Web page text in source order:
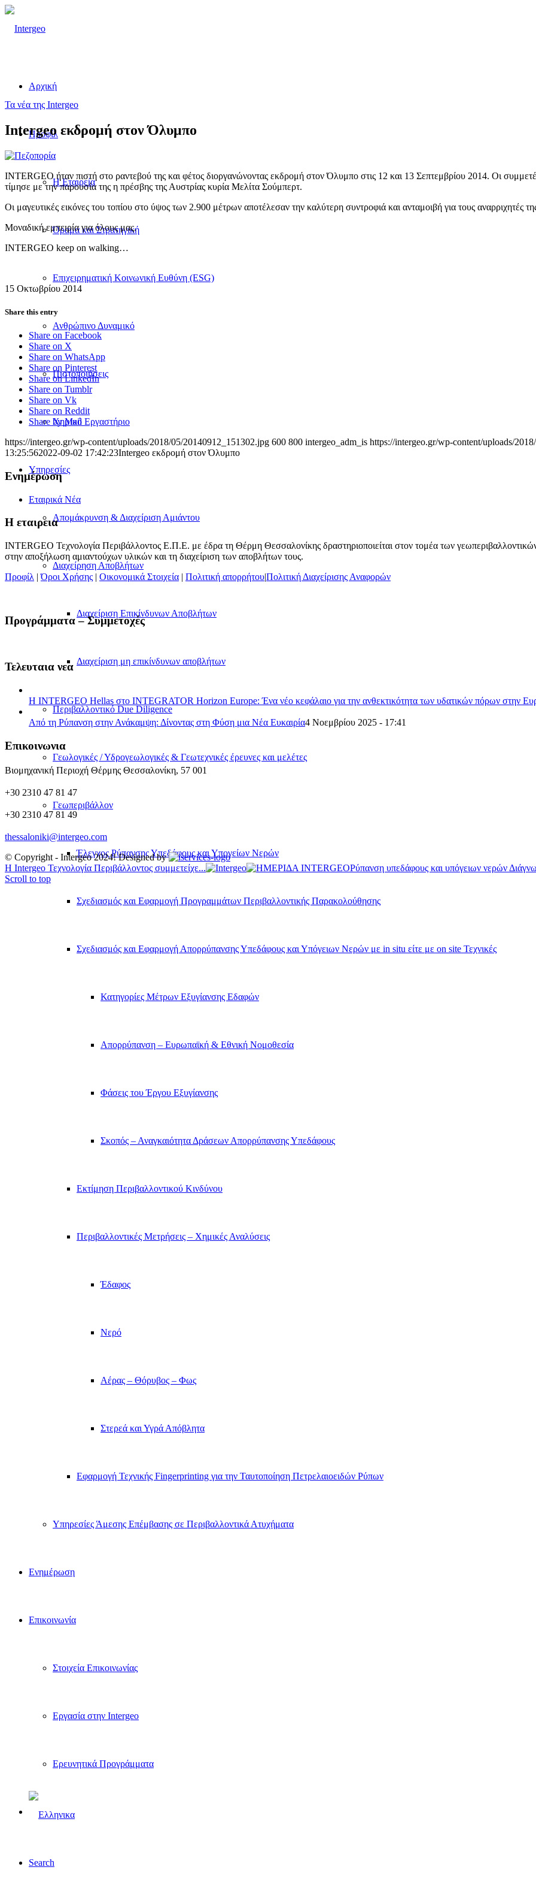
Αρχική
Προφίλ
Η Εταιρεία
Όραμα και Στρατηγική
Επιχειρηματική Κοινωνική Ευθύνη (ESG)
Ανθρώπινο Δυναμικό
Πιστοποιήσεις
Χημικό Εργαστήριο
Υπηρεσίες
Απομάκρυνση & Διαχείριση Αμιάντου
Διαχείρηση Αποβλήτων
Διαχείριση Επικίνδυνων Αποβλήτων
Διαχείριση μη επικίνδυνων αποβλήτων
Περιβαλλοντικό Due Diligence
Γεωλογικές / Υδρογεωλογικές & Γεωτεχνικές έρευνες και μελέτες
Γεωπεριβάλλον
Έλεγχος Ρύπανσης Υπεδάφους και Υπογείων Νερών
Σχεδιασμός και Εφαρμογή Προγραμμάτων Περιβαλλοντικής Παρακολούθησης
Σχεδιασμός και Εφαρμογή Απορρύπανσης Υπεδάφους και Υπόγειων Νερών με in situ είτε με on site Τεχνικές
Κατηγορίες Μέτρων Εξυγίανσης Εδαφών
Απορρύπανση – Ευρωπαϊκή & Εθνική Νομοθεσία
Φάσεις του Έργου Εξυγίανσης
Σκοπός – Αναγκαιότητα Δράσεων Απορρύπανσης Υπεδάφους
Εκτίμηση Περιβαλλοντικού Κινδύνου
Περιβαλλοντικές Μετρήσεις – Χημικές Αναλύσεις
Έδαφος
Νερό
Αέρας – Θόρυβος – Φως
Στερεά και Υγρά Απόβλητα
Εφαρμογή Τεχνικής Fingerprinting για την Ταυτοποίηση Πετρελαιοειδών Ρύπων
Υπηρεσίες Άμεσης Επέμβασης σε Περιβαλλοντικά Ατυχήματα
Ενημέρωση
Επικοινωνία
Στοιχεία Επικοινωνίας
Εργασία στην Intergeo
Ερευνητικά Προγράμματα
Search
Τα νέα της Intergeo
Intergeo εκδρομή στον Όλυμπο
INTERGEO ήταν πιστή στο ραντεβού της και φέτος διοργανώνοντας εκδρομή στον Όλυμπο στις 12 και 13 Σεπτεμβρίου 2014. Οι
τίμησε με την παρουσία της η πρέσβης της Αυστρίας κυρία Μελίτα Σούμπερτ.
Οι μαγευτικές εικόνες του τοπίου στο ύψος των 2.900 μέτρων αποτέλεσαν την καλύτερη συντροφιά και ανταμοιβή για τους αναρριχητές
Μοναδική εμπειρία για όλους μας.
INTERGEO keep on walking…
15 Οκτωβρίου 2014
Share this entry
Share on Facebook
Share on X
Share on WhatsApp
Share on Pinterest
Share on LinkedIn
Share on Tumblr
Share on Vk
Share on Reddit
Share by Mail
https://intergeo.gr/wp-content/uploads/2018/05/20140912_151302.jpg 600 800 intergeo_adm_is https://intergeo.gr/wp-content/uploads/
13:25:562022-09-02 17:42:23Intergeo εκδρομή στον Όλυμπο
Ενημέρωση
Εταιρικά Νέα
H εταιρεια
INTERGEO Τεχνολογία Περιβάλλοντος Ε.Π.Ε. με έδρα τη Θέρμη Θεσσαλονίκης δραστηριοποιείται στον τομέα των
στην αποξήλωση αμιαντούχων υλικών και τη διαχείριση των αποβλήτων τους.
Προφίλ |Όροι Χρήσης | Οικονομικά Στοιχεία | Πολιτική απορρήτου|Πολιτική Διαχείρισης Αναφορών
Προγράμματα – Συμμετοχές
Τελευταια νεα
Η INTERGEO Hellas στο INTEGRATOR Horizon Europe: Ένα νέο κεφάλαιο για την ανθεκτικότητα των υδατικών πόρων στην
Από τη Ρύπανση στην Ανάκαμψη: Δίνοντας στη Φύση μια Νέα Ευκαιρία4 Νοεμβρίου 2025 - 17:41
Επικοινωνια
Βιομηχανική Περιοχή Θέρμης Θεσσαλονίκη, 57 001
+30 2310 47 81 47
+30 2310 47 81 49
thessaloniki@intergeo.com
© Copyright - Intergeo 2024! Designed by
Η Intergeo Τεχνολογία Περιβάλλοντος συμμετείχε...
Ρύπανση υπεδάφους και υπόγειων νερών
Scroll to top